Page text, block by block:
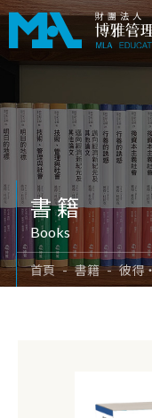
書籍
Books
首頁 書籍 彼得